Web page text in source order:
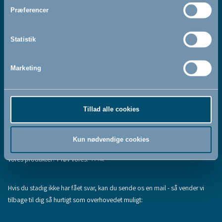
Præferencer
Statistik
Marketing
Tillad alle cookies
Kun nødvendige cookies
læst og accepteret vores
Cookiepolitik
Tilmeld
Fandt du ikke den information, du søgte, eller har du flere spørgsmål til
vores produkter? Prøv vores:FAQ
Hvis du stadig ikke har fået svar, kan du sende os en mail - så vender vi
tilbage til dig så hurtigt som overhovedet muligt: